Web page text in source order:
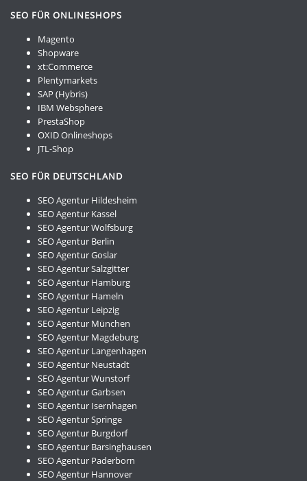
SEO FÜR ONLINESHOPS
Magento
Shopware
xt:Commerce
Plentymarkets
SAP (Hybris)
IBM Websphere
PrestaShop
OXID Onlineshops
JTL-Shop
SEO FÜR DEUTSCHLAND
SEO Agentur Hildesheim
SEO Agentur Kassel
SEO Agentur Wolfsburg
SEO Agentur Berlin
SEO Agentur Goslar
SEO Agentur Salzgitter
SEO Agentur Hamburg
SEO Agentur Hameln
SEO Agentur Leipzig
SEO Agentur München
SEO Agentur Magdeburg
SEO Agentur Langenhagen
SEO Agentur Neustadt
SEO Agentur Wunstorf
SEO Agentur Garbsen
SEO Agentur Isernhagen
SEO Agentur Springe
SEO Agentur Burgdorf
SEO Agentur Barsinghausen
SEO Agentur Paderborn
SEO Agentur Hannover